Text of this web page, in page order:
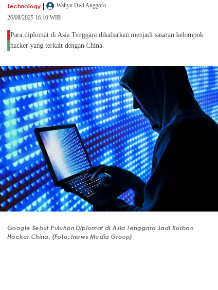
Technology |
Wahyu Dwi Anggoro
26/08/2025 16:10 WIB
Para diplomat di Asia Tenggara dikabarkan menjadi sasaran kelompok
hacker yang terkait dengan China.
Google Sebut Puluhan Diplomat di Asia Tenggara Jadi Korban
Hacker China. (Foto: Inews Media Group)